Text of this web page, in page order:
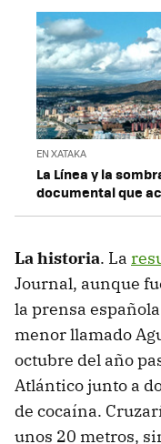
EN XATAKA
La Línea y la
documental que
La historia. La
Journal, aunque
la prensa
menor llamado
octubre del año
Atlántico junto a
de cocaína.
unos 20 metros,